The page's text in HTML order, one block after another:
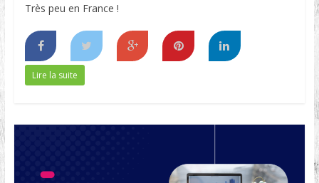
Très peu en France !
Lire la suite